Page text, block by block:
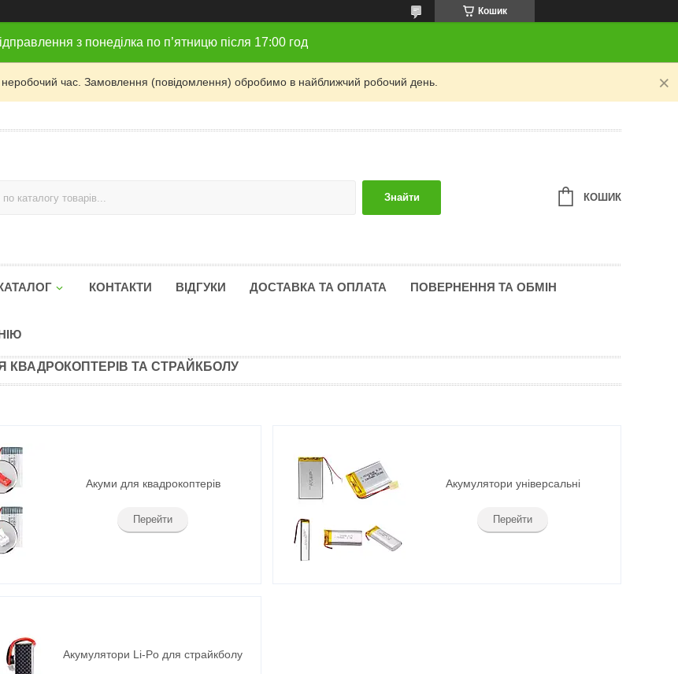
Кошик
з понеділка по п’ятницю після 17:00 год
неробочий час. Замовлення (повідомлення) обробимо в найближчий робочий день.
Знайти КОШИК
КОНТАКТИ ВІДГУКИ ДОСТАВКА ТА ОПЛАТА ПОВЕРНЕННЯ ТА ОБМІН
КВАДРОКОПТЕРІВ ТА СТРАЙКБОЛУ
Акуми для квадрокоптерів
Перейти
Акумулятори універсальні
Перейти
Акумулятори Li-Po для страйкболу